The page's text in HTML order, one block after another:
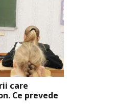
care
Ce prevede